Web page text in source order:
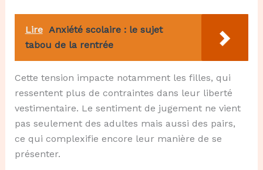
Lire Anxiété scolaire : le sujet
tabou de la rentrée
Cette tension impacte notamment les filles, qui
ressentent plus de contraintes dans leur liberté
vestimentaire. Le sentiment de jugement ne vient
pas seulement des adultes mais aussi des pairs,
ce qui complexifie encore leur manière de se
présenter.